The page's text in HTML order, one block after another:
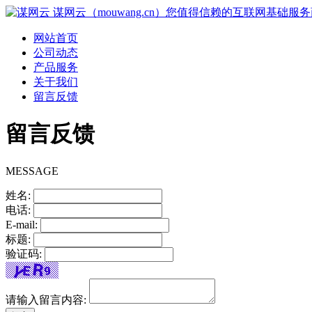
谋网云（mouwang.cn）您值得信赖的互联网基础服
网站首页
公司动态
产品服务
关于我们
留言反馈
留言反馈
MESSAGE
姓名:
电话:
E-mail:
标题:
验证码:
请输入留言内容: